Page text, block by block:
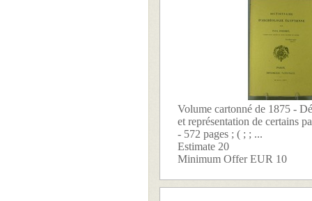
Volume cartonné de 1875 -
et représentation de certains
- 572 pages ; ( ; ; ...
Estimate 20
Minimum Offer EUR 10